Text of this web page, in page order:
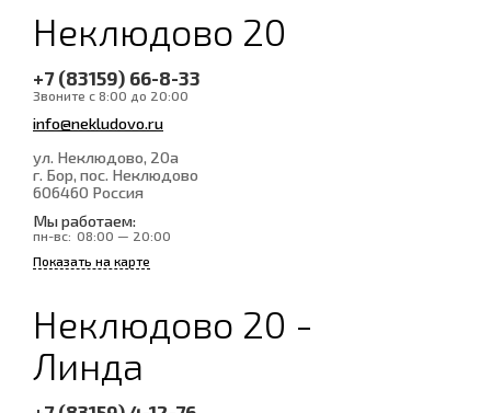
Неклюдово 20
+7 (83159) 66-8-33
Звоните с 8:00 до 20:00
info@nekludovo.ru
ул. Неклюдово, 20а
г. Бор, пос. Неклюдово
606460 Россия
Мы работаем:
пн-вс: 08:00 — 20:00
Показать на карте
Неклюдово 20 -
Линда